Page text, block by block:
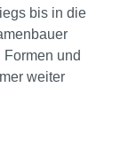
bis in die
und
weiter